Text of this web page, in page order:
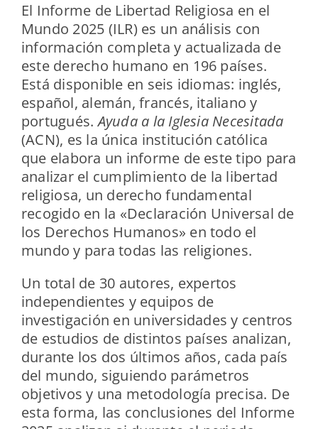
El Informe de Libertad Religiosa en el
Mundo 2025 (ILR) es un análisis con
información completa y actualizada de
este derecho humano en 196 países.
Está disponible en seis idiomas: inglés,
español, alemán, francés, italiano y
portugués.Ayuda a la Iglesia Necesitada
(ACN), es la única institución católica
que elabora un informe de este tipo para
analizar el cumplimiento de la libertad
religiosa, un derecho fundamental
recogido en la «Declaración Universal de
los Derechos Humanos» en todo el
mundo y para todas las religiones.
Un total de 30 autores, expertos
independientes y equipos de
investigación en universidades y centros
de estudios de distintos países analizan,
durante los dos últimos años, cada país
del mundo, siguiendo parámetros
objetivos y una metodología precisa. De
esta forma, las conclusiones del Informe